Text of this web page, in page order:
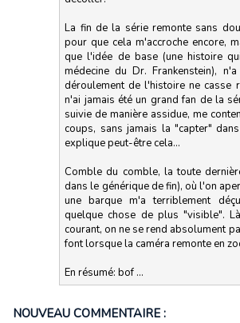
La fin de la série remonte sans
pour que cela m'accroche encore,
que l'idée de base (une histoire
médecine du Dr. Frankenstein),
déroulement de l'histoire ne casse
n'ai jamais été un grand fan de la
suivie de manière assidue, me
coups, sans jamais la "capter"
explique peut-être cela...
Comble du comble, la toute
dans le générique de fin), où l'on
une barque m'a terriblement
quelque chose de plus "visible".
courant, on ne se rend absolument
font lorsque la caméra remonte en
En résumé: bof ...
NOUVEAU COMMENTAIRE :